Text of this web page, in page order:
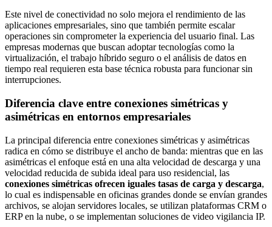
Este nivel de conectividad no solo mejora el rendimiento de las
aplicaciones empresariales, sino que también permite escalar
operaciones sin comprometer la experiencia del usuario final. Las
empresas modernas que buscan adoptar tecnologías como la
virtualización, el trabajo híbrido seguro o el análisis de datos en
tiempo real requieren esta base técnica robusta para funcionar sin
interrupciones.
Diferencia clave entre conexiones simétricas y
asimétricas en entornos empresariales
La principal diferencia entre conexiones simétricas y asimétricas
radica en cómo se distribuye el ancho de banda: mientras que en las
asimétricas el enfoque está en una alta velocidad de descarga y una
velocidad reducida de subida ideal para uso residencial, las
conexiones simétricas ofrecen iguales tasas de carga y descarga,
lo cual es indispensable en oficinas grandes donde se envían grandes
archivos, se alojan servidores locales, se utilizan plataformas CRM o
ERP en la nube, o se implementan soluciones de video vigilancia IP.